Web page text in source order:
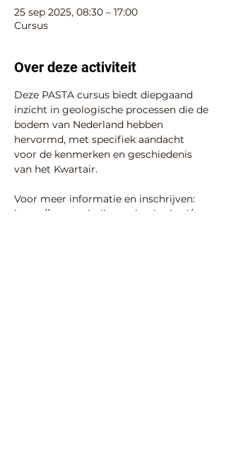
25 sep 2025, 08:30 – 17:00
Cursus
Over deze activiteit
Deze PASTA cursus biedt diepgaand
inzicht in geologische processen die de
bodem van Nederland hebben
hervormd, met specifiek aandacht
voor de kenmerken en geschiedenis
van het Kwartair.
Voor meer informatie en inschrijven:
https://www.scholingarcheologie.nl/cur